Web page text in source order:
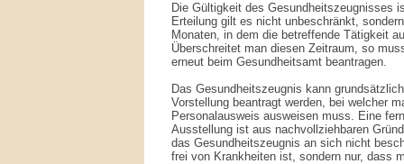
Die Gültigkeit des Gesundheitszeugnisses
Erteilung gilt es nicht unbeschränkt,
Monaten, in dem die betreffende Tätigkeit
Überschreitet man diesen Zeitraum, so
erneut beim Gesundheitsamt beantragen.
Das Gesundheitszeugnis kann
Vorstellung beantragt werden, bei welcher
Personalausweis ausweisen muss. Eine
Ausstellung ist aus nachvollziehbaren
das Gesundheitszeugnis an sich nicht
frei von Krankheiten ist, sondern nur, dass